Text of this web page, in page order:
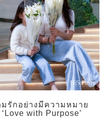
มรักอย่างมีความหมาย
with Purpose’